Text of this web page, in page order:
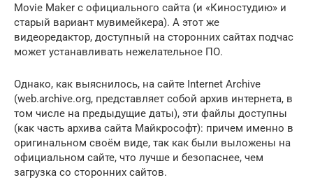
Movie Maker с официального сайта (и «Киностудию» и
старый вариант мувимейкера). А этот же
видеоредактор, доступный на сторонних сайтах подчас
может устанавливать нежелательное ПО.
Однако, как выяснилось, на сайте Internet Archive
(web.archive.org, представляет собой архив интернета, в
том числе на предыдущие даты), эти файлы доступны
(как часть архива сайта Майкрософт): причем именно в
оригинальном своём виде, так как были выложены на
официальном сайте, что лучше и безопаснее, чем
загрузка со сторонних сайтов.